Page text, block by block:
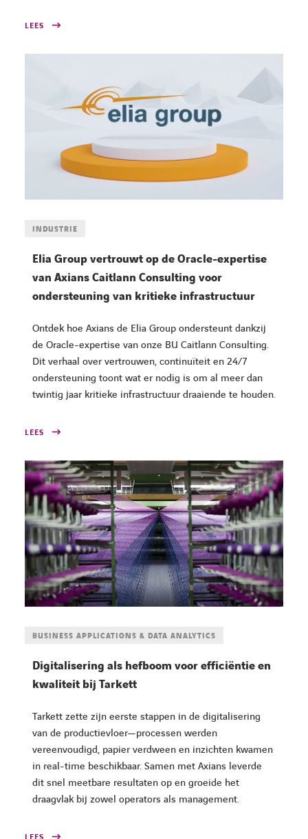
LEES
INDUSTRIE
Elia Group vertrouwt op de Oracle-expertise
van Axians Caitlann Consulting voor
ondersteuning van kritieke infrastructuur
Ontdek hoe Axians de Elia Group ondersteunt dankzij
de Oracle-expertise van onze BU Caitlann Consulting.
Dit verhaal over vertrouwen, continuïteit en 24/7
ondersteuning toont wat er nodig is om al meer dan
twintig jaar kritieke infrastructuur draaiende te houden.
LEES
BUSINESS APPLICATIONS & DATA ANALYTICS
Digitalisering als hefboom voor efficiëntie en
kwaliteit bij Tarkett
Tarkett zette zijn eerste stappen in de digitalisering
van de productievloer—processen werden
vereenvoudigd, papier verdween en inzichten kwamen
in real-time beschikbaar. Samen met Axians leverde
dit snel meetbare resultaten op en groeide het
draagvlak bij zowel operators als management.